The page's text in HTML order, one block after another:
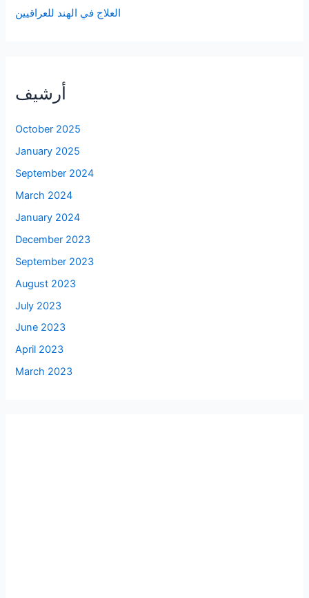
العلاج في الهند للعراقيين
أرشيف
October 2025
January 2025
September 2024
March 2024
January 2024
December 2023
September 2023
August 2023
July 2023
June 2023
April 2023
March 2023